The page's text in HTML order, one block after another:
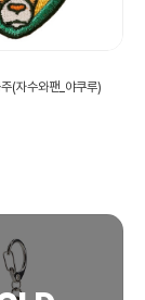
(자수와팬_야쿠루)